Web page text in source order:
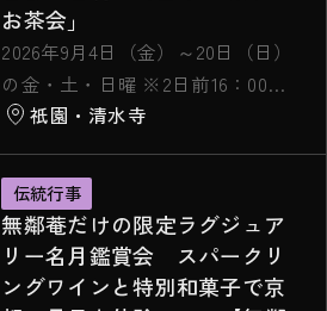
お茶会」
2026年9月4日（金）～20日（日）
の金・土・日曜 ※2日前16：00ま
で要予約
祇園・清水寺
伝統行事
無鄰菴だけの限定ラグジュア
リー名月鑑賞会 スパークリ
ングワインと特別和菓子で京